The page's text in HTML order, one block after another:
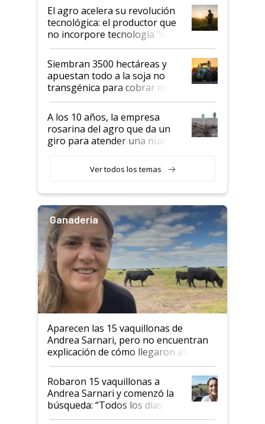
El agro acelera su revolución
tecnológica: el productor que
no incorpore tecnología "va a
perder el tren"
Siembran 3500 hectáreas y
apuestan todo a la soja no
transgénica para cobrar más
por tonelada: compraron un
semillero
A los 10 años, la empresa
rosarina del agro que da un
giro para atender una nueva
Ver todos los temas
Ganadería
Aparecen las 15 vaquillonas de
Andrea Sarnari, pero no encuentran
explicación de cómo llegaron allí
Robaron 15 vaquillonas a
Andrea Sarnari y comenzó la
búsqueda: “Todos los días le
toca a algún productor”